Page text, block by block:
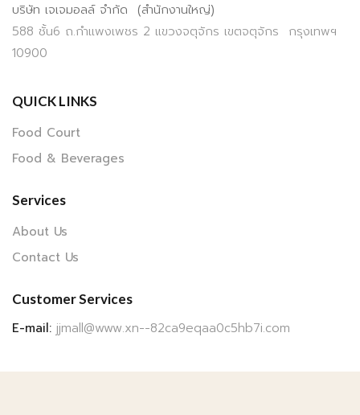
บริษัท เจเจมอลล์ จำกัด (สำนักงานใหญ่)
588 ชั้น6 ถ.กำแพงเพชร 2 แขวงจตุจักร เขตจตุจักร กรุงเทพฯ
10900
QUICK LINKS
Food Court
Food & Beverages
Services
About Us
Contact Us
Customer Services
E-mail: jjmall@www.xn--82ca9eqaa0c5hb7i.com